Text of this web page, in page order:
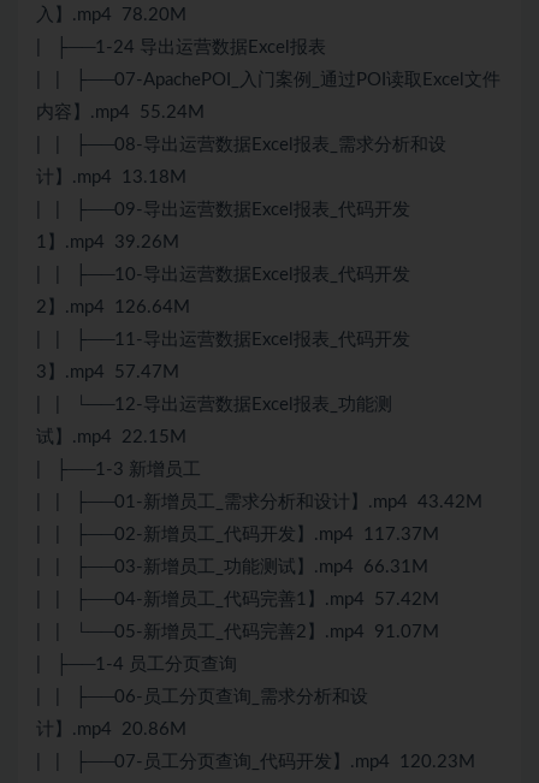
入】.mp4 78.20M
| ├──1-24 导出运营数据Excel报表
| | ├──07-ApachePOI_入门案例_通过POI读取Excel文件
内容】.mp4 55.24M
| | ├──08-导出运营数据Excel报表_需求分析和设
计】.mp4 13.18M
| | ├──09-导出运营数据Excel报表_代码开发
1】.mp4 39.26M
| | ├──10-导出运营数据Excel报表_代码开发
2】.mp4 126.64M
| | ├──11-导出运营数据Excel报表_代码开发
3】.mp4 57.47M
| | └──12-导出运营数据Excel报表_功能测
试】.mp4 22.15M
| ├──1-3 新增员工
| | ├──01-新增员工_需求分析和设计】.mp4 43.42M
| | ├──02-新增员工_代码开发】.mp4 117.37M
| | ├──03-新增员工_功能测试】.mp4 66.31M
| | ├──04-新增员工_代码完善1】.mp4 57.42M
| | └──05-新增员工_代码完善2】.mp4 91.07M
| ├──1-4 员工分页查询
| | ├──06-员工分页查询_需求分析和设
计】.mp4 20.86M
| | ├──07-员工分页查询_代码开发】.mp4 120.23M